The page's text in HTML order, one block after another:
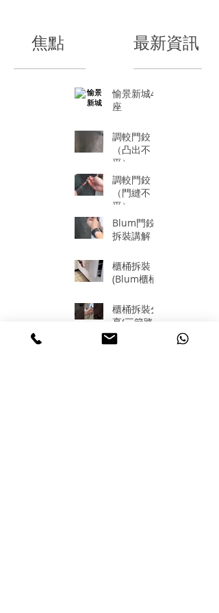
​焦點 最新資訊
愉景新城4
座
調較門鉸
（凸出不
平）
調較門鉸
（門縫不
平）
Blum門鉸
拆裝講解
櫃桶拆裝
(Blum櫃桶)
櫃桶拆裝分
享(三節路
軌)
設計分享